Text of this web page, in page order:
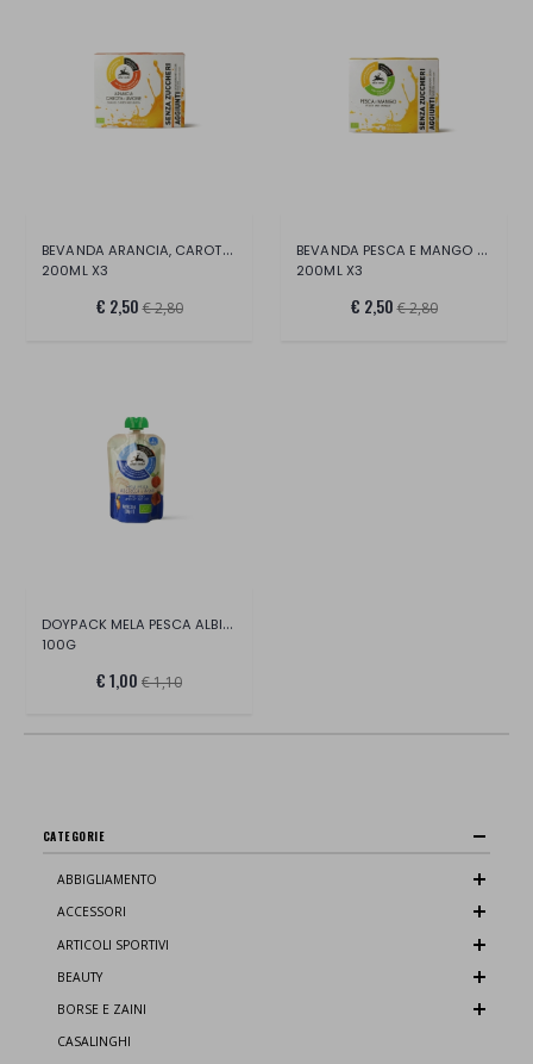
BEVANDA ARANCIA, CAROTA E LIMONE BIO ALC
200ML X3
€ 2,50 € 2,80
BEVANDA PESCA E MANGO BIO ALCE NERO
200ML X3
€ 2,50 € 2,80
DOYPACK MELA PESCA ALBICOCCA E AVENA BIO
100G
€ 1,00 € 1,10
CATEGORIE
ABBIGLIAMENTO
ACCESSORI
ARTICOLI SPORTIVI
BEAUTY
BORSE E ZAINI
CASALINGHI